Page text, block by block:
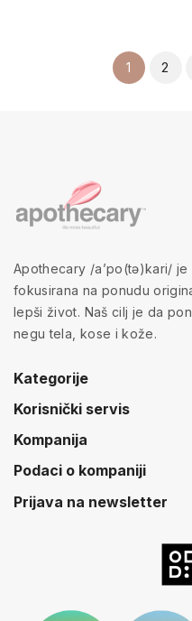
1 2
Apothecary /a’po(tə)kari/
fokusirana na ponudu
lepši život. Naš cilj je da
negu tela, kose i kože.
Kategorije
Korisnički servis
Kompanija
Podaci o kompaniji
Prijava na newsletter